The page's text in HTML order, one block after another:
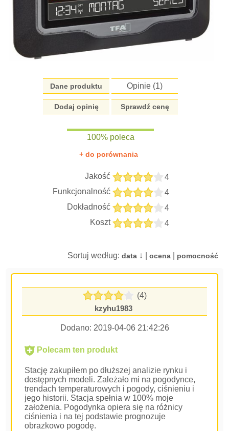
Dane produktu Opinie (1)
Dodaj opinię Sprawdź cenę
100% poleca
+ do porównania
Jakość
4
Funkcjonalność
4
Dokładność
4
Koszt
4
Sortuj według: data↓ | ocena| pomocność
(4)
kzyhu1983
Dodano: 2019-04-06 21:42:26
Polecam ten produkt
Stację zakupiłem po dłuższej analizie rynku i
dostępnych modeli. Zależało mi na pogodynce,
trendach temperaturowych i pogody, ciśnieniu i
jego historii. Stacja spełnia w 100% moje
założenia. Pogodynka opiera się na różnicy
ciśnienia i na tej podstawie prognozuje
obrazkowo pogodę.